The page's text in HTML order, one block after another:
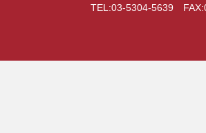
TEL:03-5304-5639